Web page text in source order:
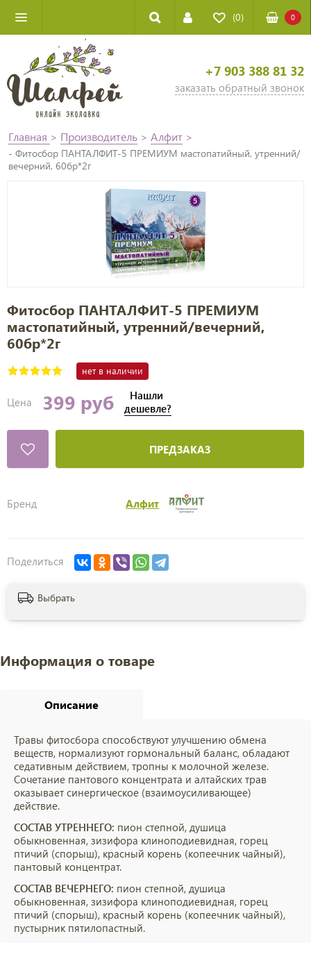
(0) 0
+7 903 388 81 32
заказать обратный звонок
Главная > Производитель > Алфит >
- Фитосбор ПАНТАЛФИТ-5 ПРЕМИУМ мастопатийный, утренний/
вечерний, 60бр*2г
Фитосбор ПАНТАЛФИТ-5 ПРЕМИУМ
мастопатийный, утренний/вечерний,
60бр*2г
нет в наличии
Цена 399 руб
Нашли
дешевле?
ПРЕДЗАКАЗ
Бренд Алфит
Поделиться
Выбрать
Информация о товаре
Описание
Травы фитосбора способствуют улучшению обмена
веществ, нормализуют гормональный баланс, обладают
седативным действием, тропны к молочной железе.
Сочетание пантового концентрата и алтайских трав
оказывает синергическое (взаимоусиливающее)
действие.
СОСТАВ УТРЕННЕГО: пион степной, душица
обыкновенная, зизифора клиноподиевидная, горец
птичий (спорыш), красный корень (копеечник чайный),
пантовый концентрат.
СОСТАВ ВЕЧЕРНЕГО: пион степной, душица
обыкновенная, зизифора клиноподиевидная, горец
птичий (спорыш), красный корень (копеечник чайный),
пустырник пятилопастный.